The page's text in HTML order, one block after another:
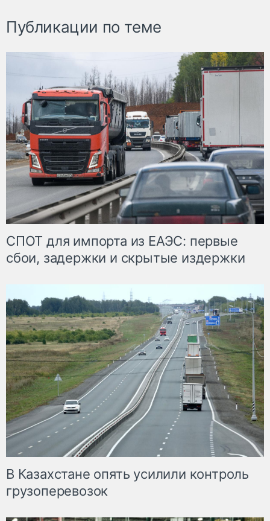
Публикации по теме
СПОТ для импорта из ЕАЭС: первые
сбои, задержки и скрытые издержки
В Казахстане опять усилили контроль
грузоперевозок